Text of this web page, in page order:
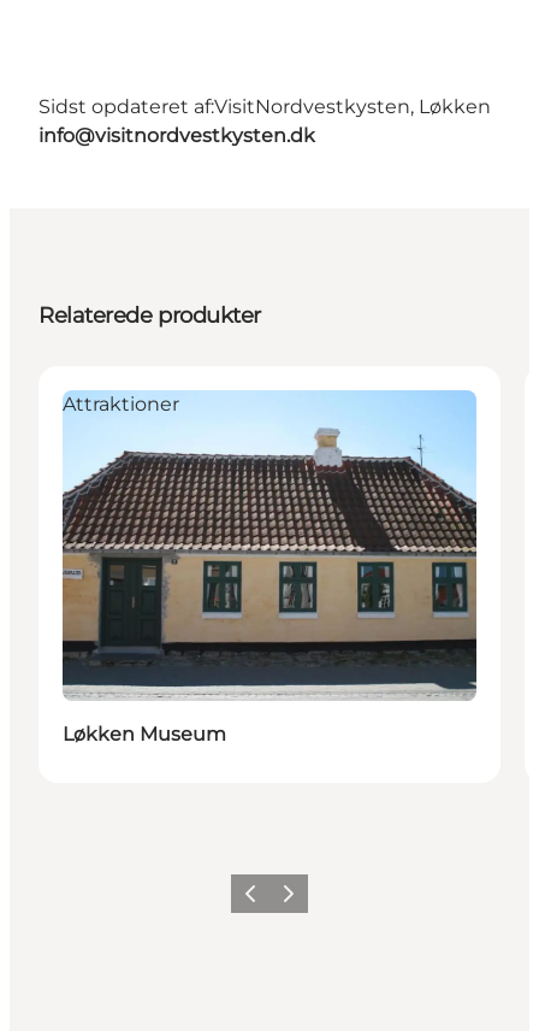
Sidst opdateret af:VisitNordvestkysten, Løkken
info@visitnordvestkysten.dk
Relaterede produkter
Attraktioner
Løkken Museum
ForrigeNæste